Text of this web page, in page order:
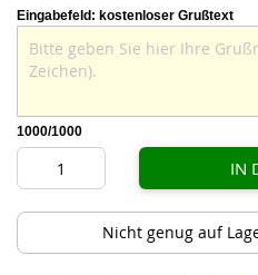
Eingabefeld: kostenloser Grußtext
1000/1000
IN
Nicht genug auf